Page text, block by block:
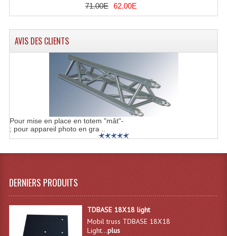
Rack 19 Pouces Multiplis
Accessoires Flight-Case Coins Roulettes
Rack 19" STYLE VSR (capot En L)
Machines À Effets Fumées, Mousses, Liquid
Machines À Fumées
Machine À Etincelles Froides
71.00E 62.00E
AVIS DES CLIENTS
Pour mise en place en totem "mât"-
; pour appareil photo en gra ..
DERNIERS PRODUITS
TDBASE 18X18 light
Mobil truss TDBASE 18X18
Light...plus